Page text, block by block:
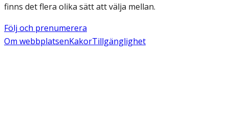
finns det flera olika sätt att välja mellan.
Följ och prenumerera
Om webbplatsenKakorTillgänglighet